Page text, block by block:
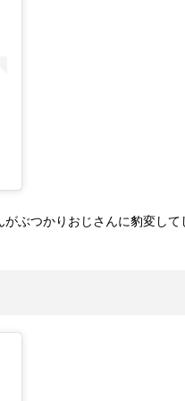
ぶつかりおじさんに豹変